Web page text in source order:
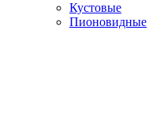
Кустовые
Пионовидные